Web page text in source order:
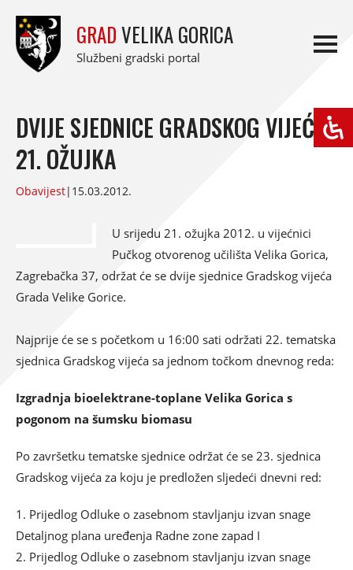
GRADVELIKA GORICA
Službeni gradski portal
DVIJE SJEDNICE GRADSKOG VIJEĆA
21. OŽUJKA
Obavijest| 15.03.2012.
U srijedu 21. ožujka 2012. u vijećnici
Pučkog otvorenog učilišta Velika Gorica,
Zagrebačka 37, održat će se dvije sjednice Gradskog vijeća
Grada Velike Gorice.
Najprije će se s početkom u 16:00 sati održati 22. tematska
sjednica Gradskog vijeća sa jednom točkom dnevnog reda:
Izgradnja bioelektrane-toplane Velika Gorica s
pogonom na šumsku biomasu
Po završetku tematske sjednice održat će se 23. sjednica
Gradskog vijeća za koju je predložen sljedeći dnevni red:
1. Prijedlog Odluke o zasebnom stavljanju izvan snage
Detaljnog plana uređenja Radne zone zapad I
2. Prijedlog Odluke o zasebnom stavljanju izvan snage